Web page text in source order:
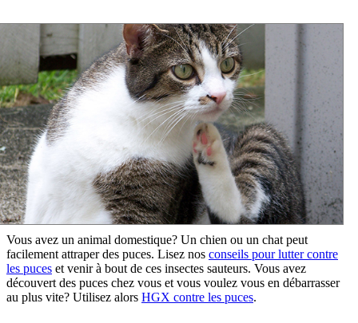
Vous avez un animal domestique? Un chien ou un chat peut
facilement attraper des puces. Lisez nos conseils pour lutter contre
les puces et venir à bout de ces insectes sauteurs. Vous avez
découvert des puces chez vous et vous voulez vous en débarrasser
au plus vite? Utilisez alors HGX contre les puces.